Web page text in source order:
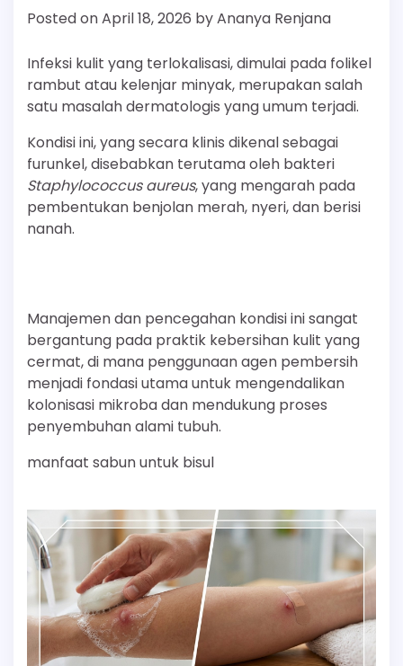
Posted onApril 18, 2026 byAnanya Renjana
Infeksi kulit yang terlokalisasi, dimulai pada folikel
rambut atau kelenjar minyak, merupakan salah
satu masalah dermatologis yang umum terjadi.
Kondisi ini, yang secara klinis dikenal sebagai
furunkel, disebabkan terutama oleh bakteri
Staphylococcus aureus, yang mengarah pada
pembentukan benjolan merah, nyeri, dan berisi
nanah.
Manajemen dan pencegahan kondisi ini sangat
bergantung pada praktik kebersihan kulit yang
cermat, di mana penggunaan agen pembersih
menjadi fondasi utama untuk mengendalikan
kolonisasi mikroba dan mendukung proses
penyembuhan alami tubuh.
manfaat sabun untuk bisul